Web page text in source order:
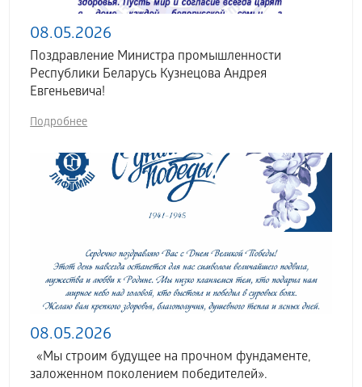
08.05.2026
Поздравление Министра промышленности
Республики Беларусь Кузнецова Андрея
Евгеньевича!
Подробнее
08.05.2026
«Мы строим будущее на прочном фундаменте,
заложенном поколением победителей».